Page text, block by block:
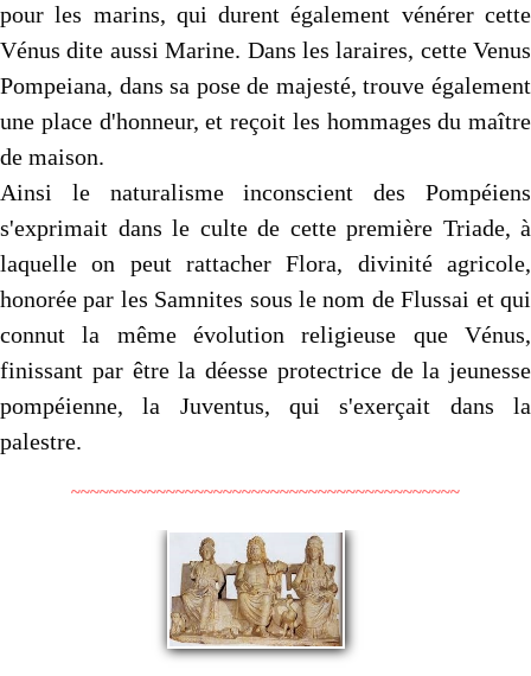
pour les marins, qui durent également vénérer cette
Vénus dite aussi Marine. Dans les laraires, cette Venus
Pom­peiana, dans sa pose de majesté, trouve également
une place d'honneur, et reçoit les hommages du maître
de maison.
Ainsi le naturalisme inconscient des Pompéiens
s'exprimait dans le culte de cette première Triade, à
laquelle on peut rattacher Flora, divinité agricole,
honorée par les Samnites sous le nom de Flussai et qui
connut la même évolution religieuse que Vénus,
finissant par être la déesse protectrice de la jeunesse
pompéienne, la Juventus, qui s'exerçait dans la
palestre.
~~~~~~~~~~~~~~~~~~~~~~~~~~~~~~~~~~~~~~~~~